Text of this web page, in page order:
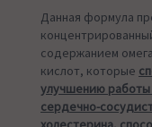
Данная формула
содержанием
кислот, которые
улучшению работы
сердечно-